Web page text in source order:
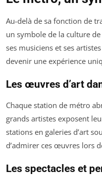
Au-delà de sa fonction de
un symbole de la culture de
ses musiciens et ses
devenir une expérience
Les œuvres d’art
Chaque station de métro
grands artistes exposent
stations en galeries d’art
d’admirer ces œuvres lors
Les spectacles et